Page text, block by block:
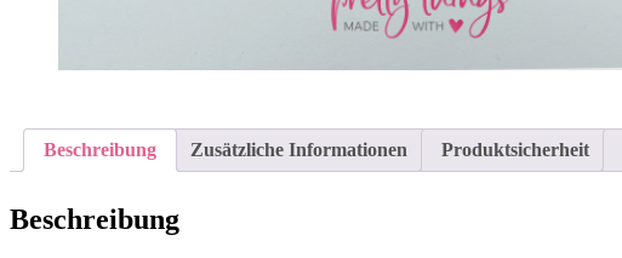
Beschreibung Zusätzliche Informationen Produktsicherheit
Beschreibung